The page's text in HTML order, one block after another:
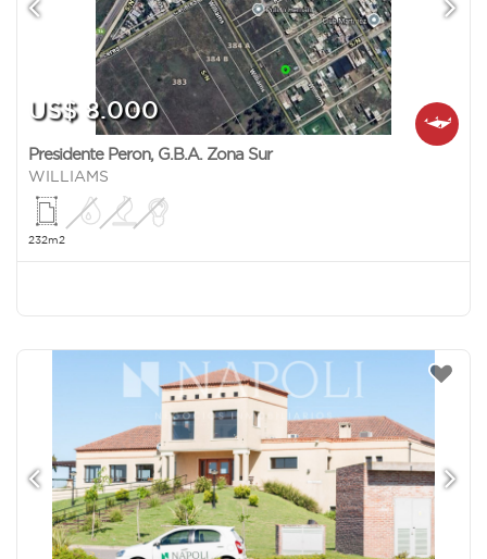
US$ 8.000
Presidente Peron, G.B.A. Zona Sur
WILLIAMS
232m2